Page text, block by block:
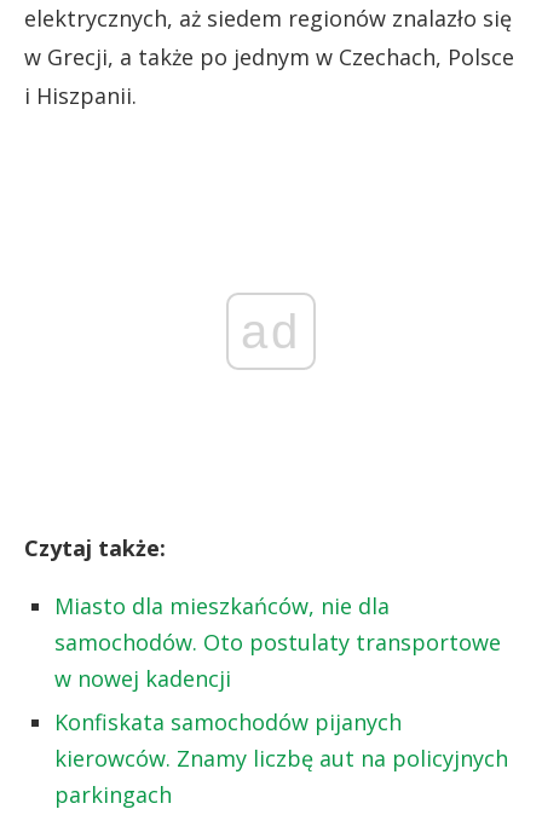
elektrycznych, aż siedem regionów znalazło się
w Grecji, a także po jednym w Czechach, Polsce
i Hiszpanii.
ad
Czytaj także:
Miasto dla mieszkańców, nie dla
samochodów. Oto postulaty transportowe
w nowej kadencji
Konfiskata samochodów pijanych
kierowców. Znamy liczbę aut na policyjnych
parkingach